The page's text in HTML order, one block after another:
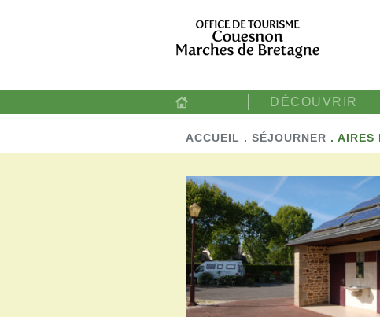
DÉCOUVRIR
ACCUEIL .SÉJOURNER .AIRES